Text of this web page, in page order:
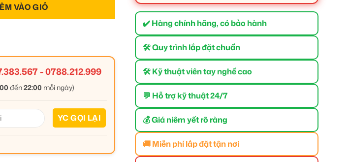
VÀO GIỎ
-0788.212.999
đến22:00 mỗi ngày)
✔️ Hàng chính hãng, có bảo hành
🛠 Quy trình lắp đặt chuẩn
🛠 Kỹ thuật viên tay nghề cao
💬 Hỗ trợ kỹ thuật 24/7
💰 Giá niêm yết rõ ràng
🚚 Miễn phí lắp đặt tận nơi